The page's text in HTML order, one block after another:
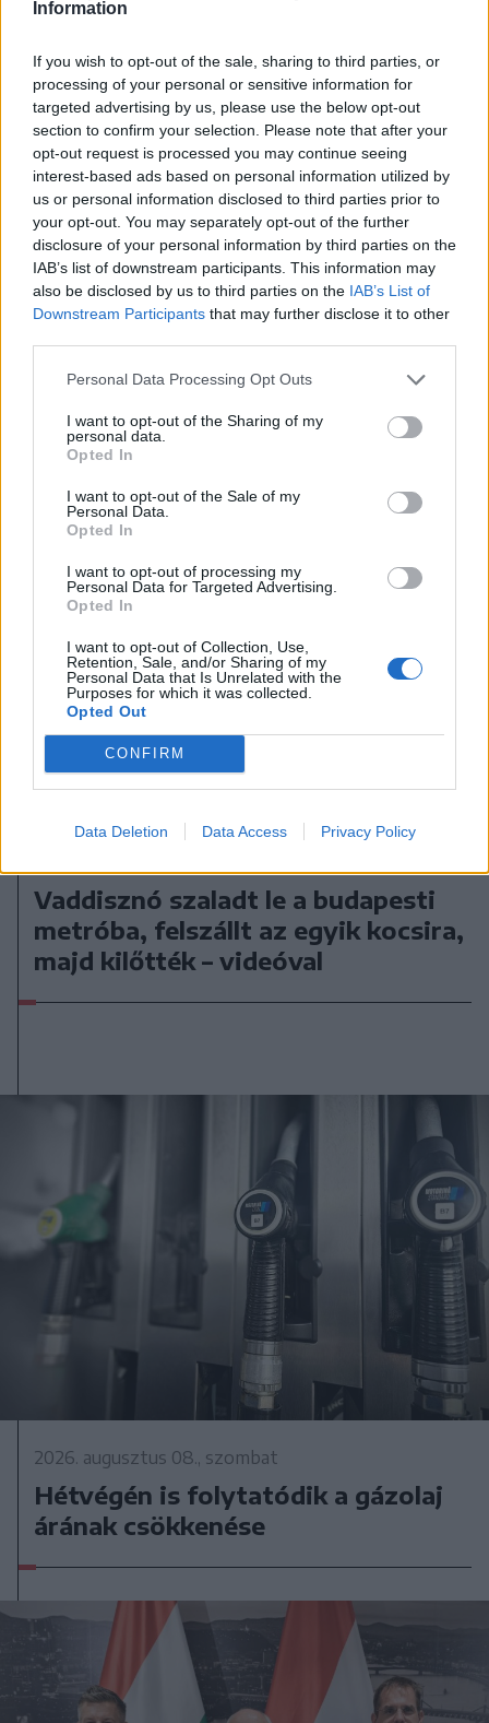
Information
If you wish to opt-out of the sale, sharing to third parties, or
processing of your personal or sensitive information for
targeted advertising by us, please use the below opt-out
section to confirm your selection. Please note that after your
opt-out request is processed you may continue seeing
interest-based ads based on personal information utilized by
us or personal information disclosed to third parties prior to
your opt-out. You may separately opt-out of the further
disclosure of your personal information by third parties on the
IAB’s list of downstream participants. This information may
also be disclosed by us to third parties on the IAB’s List of
Downstream Participants that may further disclose it to other
Personal Data Processing Opt Outs
I want to opt-out of the Sharing of my
personal data.
Opted In
I want to opt-out of the Sale of my
Personal Data.
Opted In
I want to opt-out of processing my
Personal Data for Targeted Advertising.
Opted In
I want to opt-out of Collection, Use,
Retention, Sale, and/or Sharing of my
Personal Data that Is Unrelated with the
Purposes for which it was collected.
Opted Out
CONFIRM
Data Deletion Data Access Privacy Policy
2026. augusztus 08., szombat
csalidrón robbant fel Bulgáriában –
frissítve
Vaddisznó szaladt le a budapesti
metróba, felszállt az egyik kocsira,
majd kilőtték – videóval
2026. augusztus 08., szombat
Hétvégén is folytatódik a gázolaj
árának csökkenése